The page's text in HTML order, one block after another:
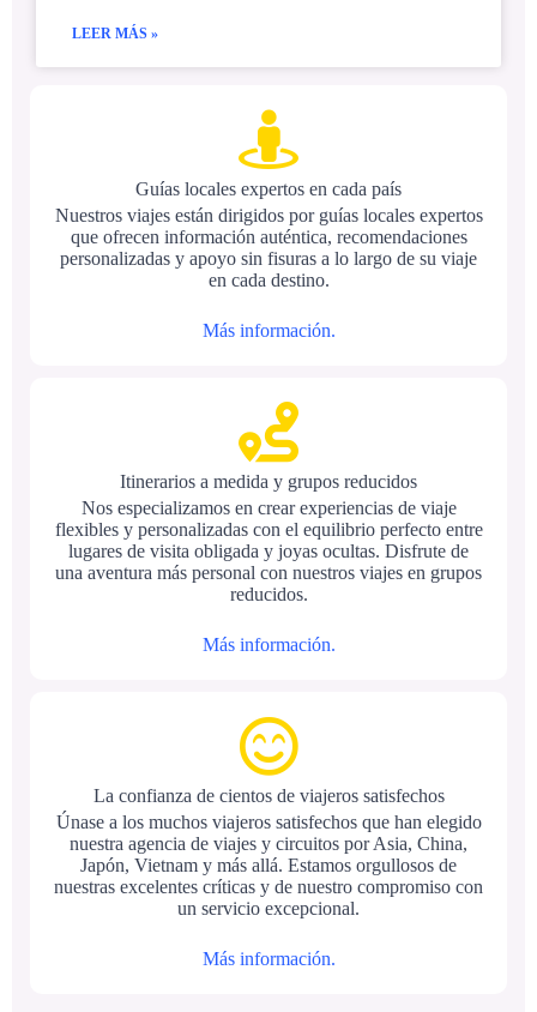
LEER MÁS »
Guías locales expertos en cada país
Nuestros viajes están dirigidos por guías locales expertos
que ofrecen información auténtica, recomendaciones
personalizadas y apoyo sin fisuras a lo largo de su viaje
en cada destino.
Más información.
Itinerarios a medida y grupos reducidos
Nos especializamos en crear experiencias de viaje
flexibles y personalizadas con el equilibrio perfecto entre
lugares de visita obligada y joyas ocultas. Disfrute de
una aventura más personal con nuestros viajes en grupos
reducidos.
Más información.
La confianza de cientos de viajeros satisfechos
Únase a los muchos viajeros satisfechos que han elegido
nuestra agencia de viajes y circuitos por Asia, China,
Japón, Vietnam y más allá. Estamos orgullosos de
nuestras excelentes críticas y de nuestro compromiso con
un servicio excepcional.
Más información.